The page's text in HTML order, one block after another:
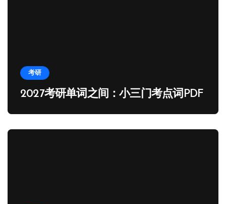
考研
2027考研单词之间：小三门考点词PDF